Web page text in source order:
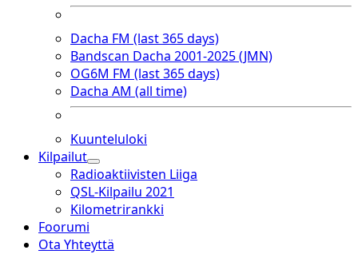
Dacha FM (last 365 days)
Bandscan Dacha 2001-2025 (JMN)
OG6M FM (last 365 days)
Dacha AM (all time)
Kuunteluloki
Kilpailut
open
dropdown
menu
Radioaktiivisten Liiga
QSL-Kilpailu 2021
Kilometrirankki
Foorumi
Ota Yhteyttä